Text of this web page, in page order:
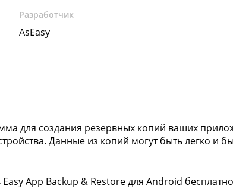
Разработчик
AsEasy
для создания резервных копий ваших
Данные из копий могут быть легко и
App Backup & Restore для Android